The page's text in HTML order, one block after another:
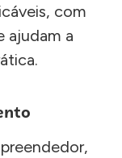
com
ajudam a